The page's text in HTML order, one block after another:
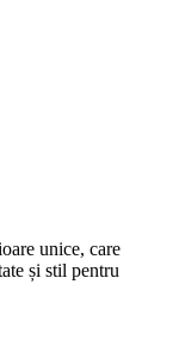
unice, care
și stil pentru